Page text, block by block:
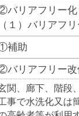
バリアフリー化
（１）バリアフ
補助
バリアフリー改
関、廊下、階段
事で水洗化又は